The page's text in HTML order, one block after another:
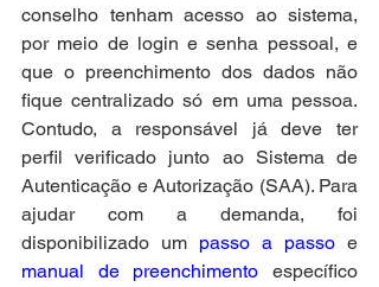
conselho tenham acesso ao sistema,
por meio de login e senha pessoal, e
que o preenchimento dos dados não
fique centralizado só em uma pessoa.
Contudo, a responsável já deve ter
perfil verificado junto ao Sistema de
Autenticação e Autorização (SAA). Para
ajudar com a demanda, foi
disponibilizado um passo a passo
manual de preenchimento específico